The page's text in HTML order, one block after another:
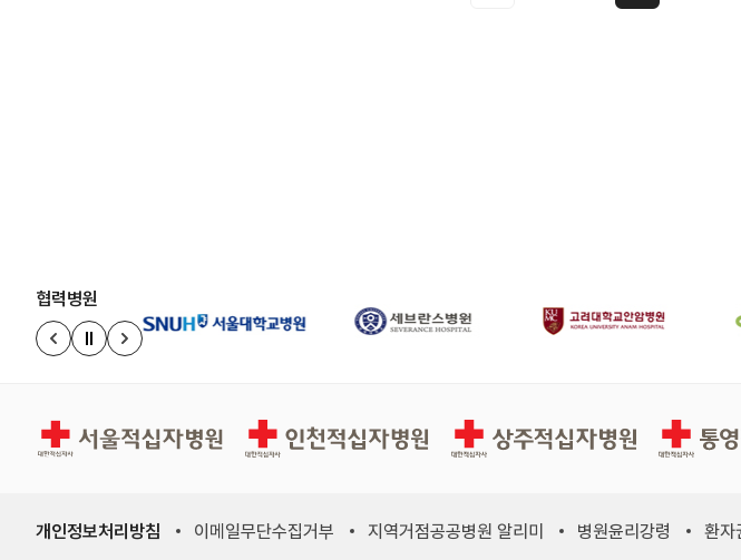
협력병원
이전 슬라이드
정지
다음 슬라이드
서울적십자병원 인천적십자병원 상주적십자병원 통영적십자
개인정보처리방침 이메일무단수집거부 지역거점공공병원 알리미 병원윤리강령 환자